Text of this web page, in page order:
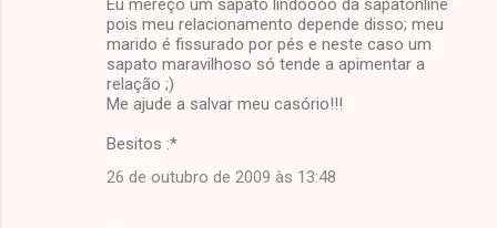
pois meu relacionamento depende disso; meu
marido é fissurado por pés e neste caso um
sapato maravilhoso só tende a apimentar a
relação ;)
Me ajude a salvar meu casório!!!
Besitos :*
26 de outubro de 2009 às 13:48